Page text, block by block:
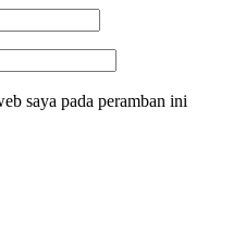
saya pada peramban ini